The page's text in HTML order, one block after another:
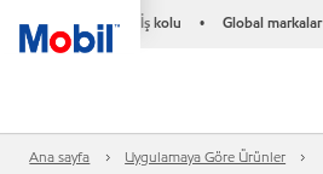
İş kolu • Global markalar
Ana sayfa
Uygulamaya Göre Ürünler